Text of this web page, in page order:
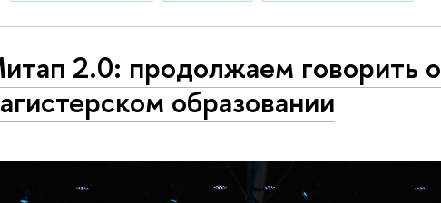
2.0: продолжаем говорить о
образовании